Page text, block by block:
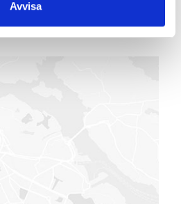
Avvisa
6 -582 37 LINKÖPING